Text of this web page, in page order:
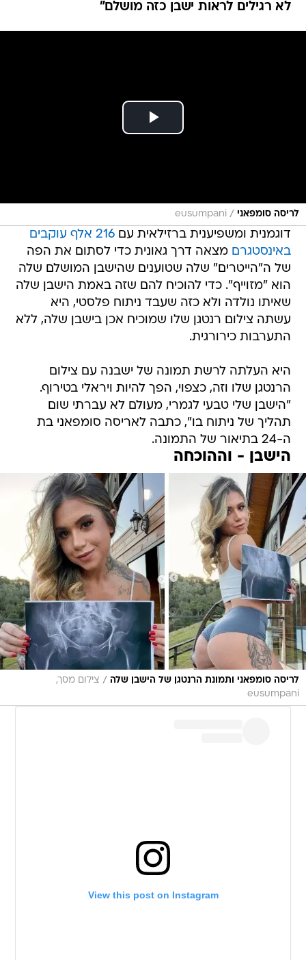
לא רגילים לראות ישבן כזה מושלם"
לריסה סומפאני /
eusumpani
דוגמנית ומשפיענית ברזילאית עם
216 אלף עוקבים
באינסטגרם מצאה דרך גאונית כדי לסתום את הפה
של ה"הייטרים" שלה שטוענים שהישבן המושלם שלה
הוא "מזוייף". כדי להוכיח להם שזה באמת הישבן שלה
שאיתו נולדה ולא כזה שעבד ניתוח פלסטי, היא
עשתה צילום רנטגן שלו שמוכיח אכן בישבן שלה, ללא
התערבות כירורגית.
היא העלתה לרשת תמונה של ישבנה עם צילום
הרנטגן שלו וזה, כצפוי, הפך להיות ויראלי בטירוף.
"הישבן שלי טבעי לגמרי, מעולם לא עברתי שום
תהליך של ניתוח בו", כתבה לאריסה סומפאני בת
ה-24 בתיאור של התמונה.
הישבן - וההוכחה
לריסה סומפאני ותמונת הרנטגן של הישבן שלה / צילום מסך,
eusumpani
View this post on Instagram